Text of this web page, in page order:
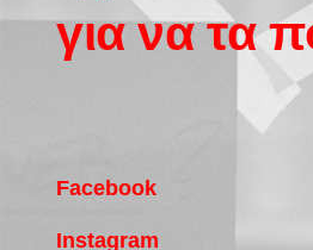
για να τα
Facebook
Instagram